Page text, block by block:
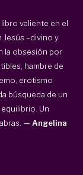
valiente en el
–divino y
la obsesión por
hambre de
erotismo
búsqueda de un
Un
— Angelina